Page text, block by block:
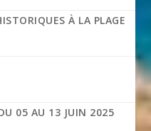
À LA PLAGE
05 AU 13 JUIN 2025